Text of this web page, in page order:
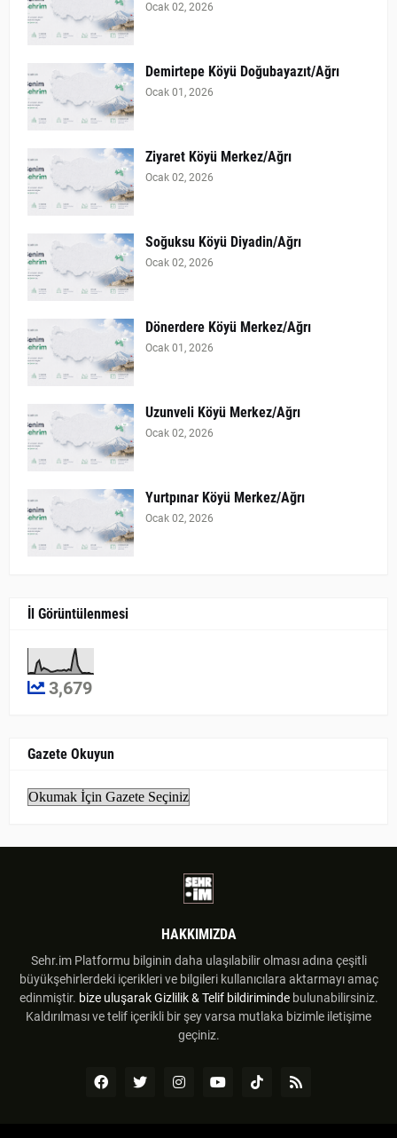
Ocak 02, 2026
Demirtepe Köyü Doğubayazıt/Ağrı
Ocak 01, 2026
Ziyaret Köyü Merkez/Ağrı
Ocak 02, 2026
Soğuksu Köyü Diyadin/Ağrı
Ocak 02, 2026
Dönerdere Köyü Merkez/Ağrı
Ocak 01, 2026
Uzunveli Köyü Merkez/Ağrı
Ocak 02, 2026
Yurtpınar Köyü Merkez/Ağrı
Ocak 02, 2026
İl Görüntülenmesi
3,679
Gazete Okuyun
HAKKIMIZDA
Sehr.im Platformu bilginin daha ulaşılabilir olması adına çeşitli
büyükşehirlerdeki içerikleri ve bilgileri kullanıcılara aktarmayı amaç
edinmiştir. bize uluşarak Gizlilik & Telif bildiriminde bulunabilirsiniz.
Kaldırılması ve telif içerikli bir şey varsa mutlaka bizimle iletişime
geçiniz.